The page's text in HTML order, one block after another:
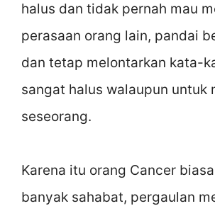
halus dan tidak pernah mau
perasaan orang lain, pandai
dan tetap melontarkan kata-
sangat halus walaupun untuk
seseorang.
Karena itu orang Cancer
banyak sahabat, pergaulan